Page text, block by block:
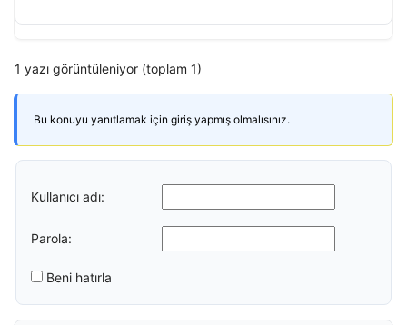
1 yazı görüntüleniyor (toplam 1)
Bu konuyu yanıtlamak için giriş yapmış olmalısınız.
Kullanıcı adı:
Parola:
Beni hatırla